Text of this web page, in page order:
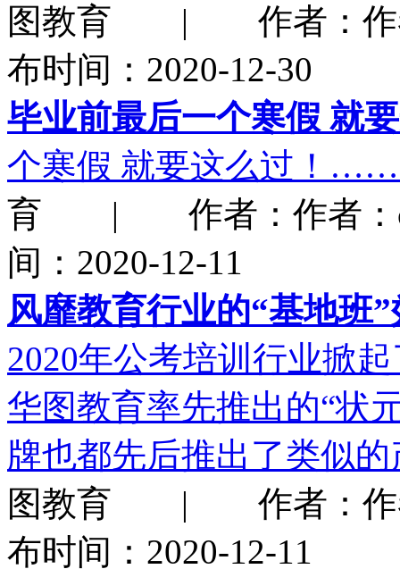
图教育 | 作者：作
布时间：2020-12-30
毕业前最后一个寒假 就
个寒假 就要这么过！
育 | 作者：作者：
间：2020-12-11
风靡教育行业的“基地班
2020年公考培训行业掀
华图教育率先推出的“状
牌也都先后推出了类似
图教育 | 作者：作
布时间：2020-12-11